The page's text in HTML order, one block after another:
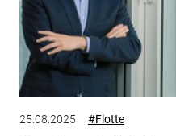
25.08.2025 #Flotte